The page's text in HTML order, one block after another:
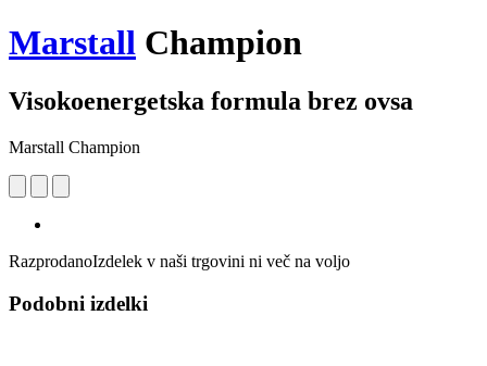
Marstall Champion
Visokoenergetska formula brez ovsa
Marstall Champion
RazprodanoIzdelek v naši trgovini ni več na voljo
Podobni izdelki